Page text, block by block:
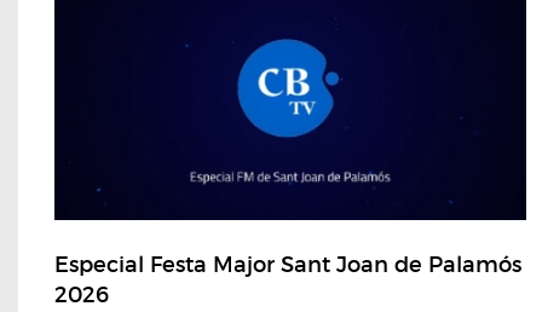
Especial Festa Major Sant Joan de Palamós
2026